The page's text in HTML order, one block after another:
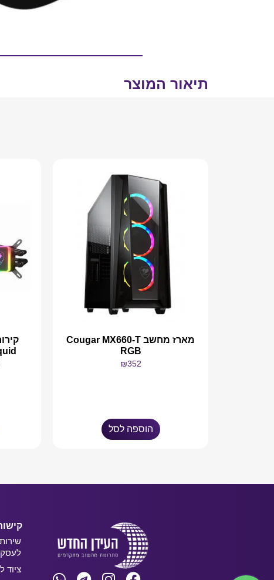
תיאור המוצר
מארז מחשב Cougar MX660-T
RGB
₪352
הוספה לסל
ציוד